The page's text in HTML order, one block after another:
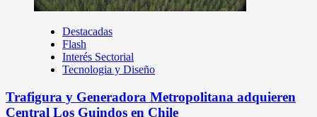
Destacadas
Flash
Interés Sectorial
Tecnologia y Diseño
Trafigura y Generadora Metropolitana adquieren
Central Los Guindos en Chile